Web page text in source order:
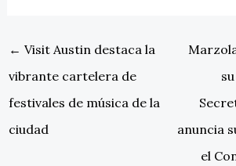
← Visit Austin destaca la
vibrante cartelera de
festivales de música de la
ciudad
anuncia
el